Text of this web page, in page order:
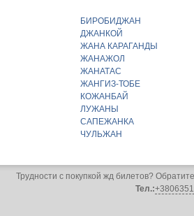
БИРОБИДЖАН
ДЖАНКОЙ
ЖАНА КАРАГАНДЫ
ЖАНАЖОЛ
ЖАНАТАС
ЖАНГИЗ-ТОБЕ
КОЖАНБАЙ
ЛУЖАНЫ
САПЕЖАНКА
ЧУЛЬЖАН
Трудности с покупкой жд билетов?
Тел.: